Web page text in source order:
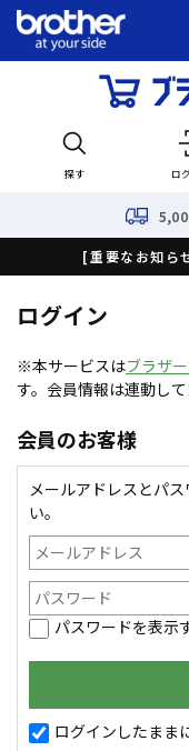
探す ロ
[重要なお知ら
ログイン
※本サービスはブラザ
す。会員情報は連動して
会員のお客様
メールアドレスとパ
い。
パスワードを表示
ログインしたまま